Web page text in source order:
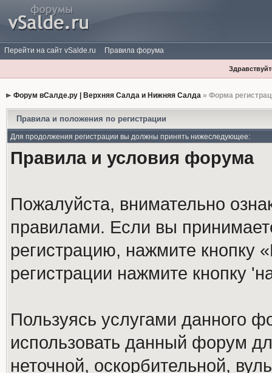
Перейти на сайт vSalde.ru Правила форума
Форум вСалде.ру | Верхняя Салда и Нижняя Салда» Форма
Правила и положения по регистрации
Для продолжения регистрации вы должны принять нижеследующее:
Правила и условия форума
Пожалуйста, внимательно
правилами. Если вы
регистрацию, нажмите кнопку
регистрации нажмите кнопку
Пользуясь услугами данного
использовать данный форум
неточной, оскорбительной,